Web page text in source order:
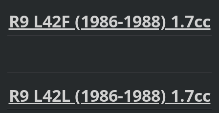
R9 L42F (1986-1988) 1.7cc
R9 L42L (1986-1988) 1.7cc